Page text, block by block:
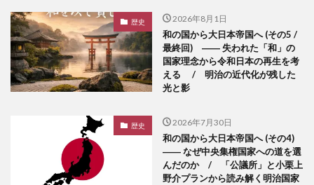
歴史 2026年8月1日
和の国から大日本帝国へ (その5 /
最終回) ―― 失われた「和」の
国家理念から令和日本の再生を考
える / 明治の近代化が残した
光と影
歴史 2026年7月30日
和の国から大日本帝国へ (その4)
―― なぜ中央集権国家への道を選
んだのか / 「公議所」と小栗上
野介プランから読み解く明治国家